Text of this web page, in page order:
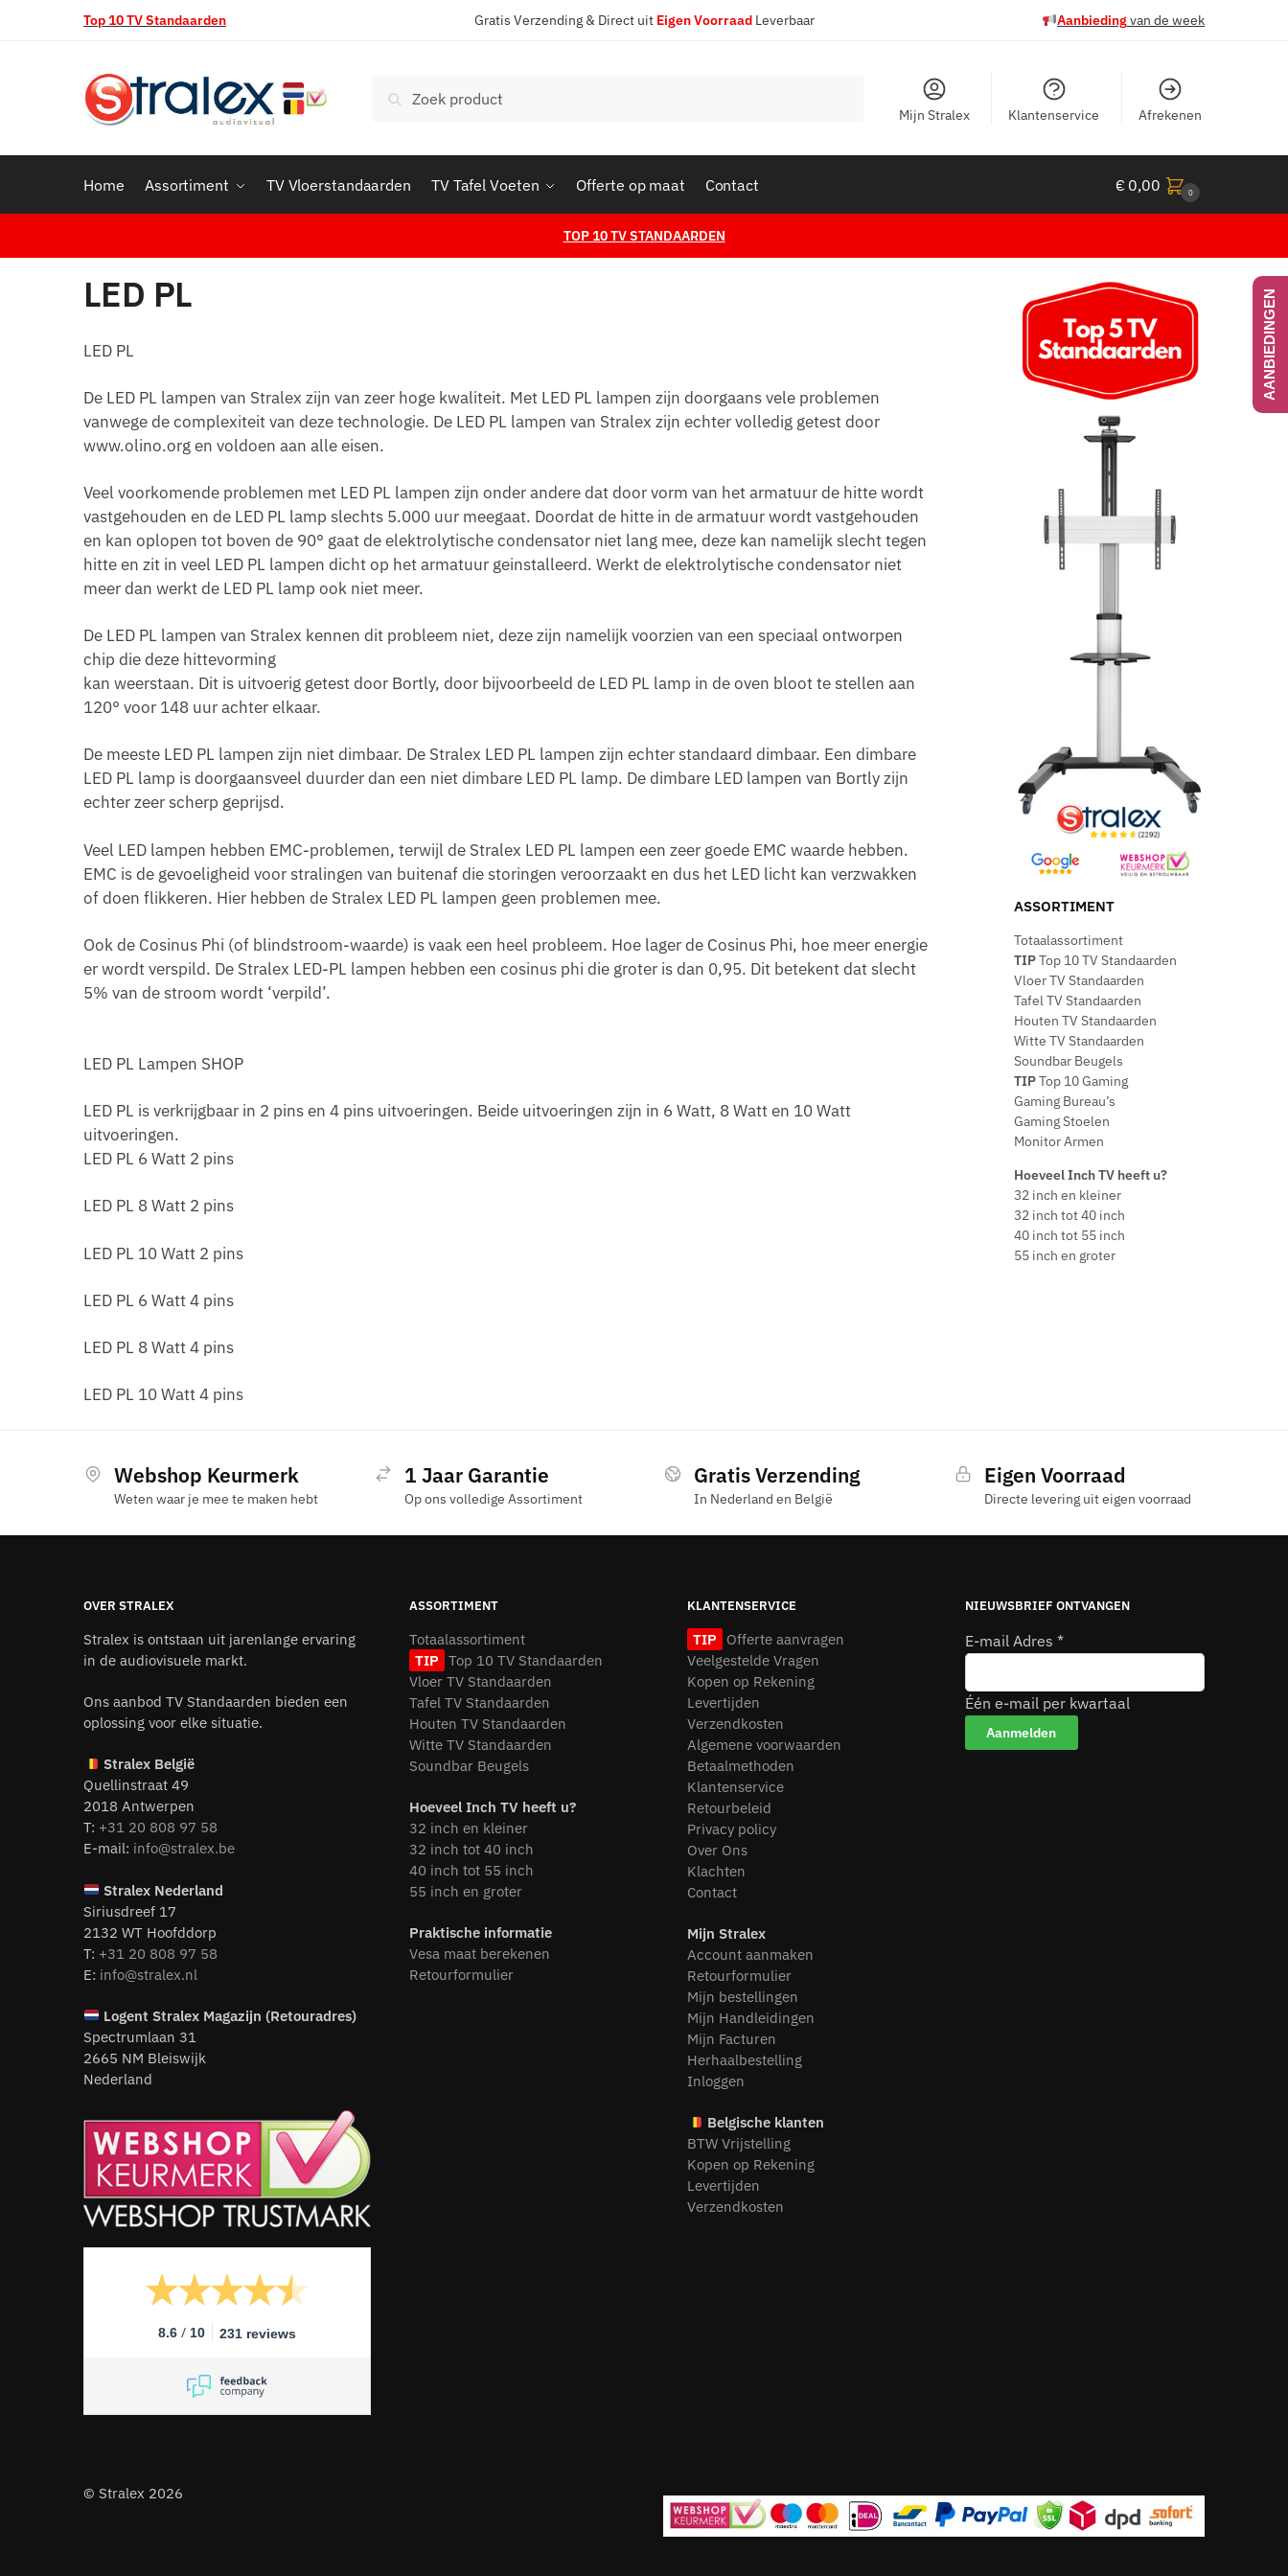
Top 10 TV Standaarden Gratis Verzending & Direct uit Eigen VoorraadLeverbaar Aanbiedingvan de week
naar:
Zoeken
Mijn Stralex Klantenservice Afrekenen
Home Assortiment TV Vloerstandaarden TV Tafel Voeten Offerte op maat Contact € 0,00 0
TOP 10 TV STANDAARDEN
LED PL
LED PL
De LED PL lampen van Stralex zijn van zeer hoge kwaliteit. Met LED PL lampen zijn doorgaans vele problemen
vanwege de complexiteit van deze technologie. De LED PL lampen van Stralex zijn echter volledig getest door
www.olino.org en voldoen aan alle eisen.
Veel voorkomende problemen met LED PL lampen zijn onder andere dat door vorm van het armatuur de hitte wordt
vastgehouden en de LED PL lamp slechts 5.000 uur meegaat. Doordat de hitte in de armatuur wordt vastgehouden
en kan oplopen tot boven de 90° gaat de elektrolytische condensator niet lang mee, deze kan namelijk slecht tegen
hitte en zit in veel LED PL lampen dicht op het armatuur geinstalleerd. Werkt de elektrolytische condensator niet
meer dan werkt de LED PL lamp ook niet meer.
De LED PL lampen van Stralex kennen dit probleem niet, deze zijn namelijk voorzien van een speciaal ontworpen
chip die deze hittevorming
kan weerstaan. Dit is uitvoerig getest door Bortly, door bijvoorbeeld de LED PL lamp in de oven bloot te stellen aan
120° voor 148 uur achter elkaar.
De meeste LED PL lampen zijn niet dimbaar. De Stralex LED PL lampen zijn echter standaard dimbaar. Een dimbare
LED PL lamp is doorgaansveel duurder dan een niet dimbare LED PL lamp. De dimbare LED lampen van Bortly zijn
echter zeer scherp geprijsd.
Veel LED lampen hebben EMC-problemen, terwijl de Stralex LED PL lampen een zeer goede EMC waarde hebben.
EMC is de gevoeligheid voor stralingen van buitenaf die storingen veroorzaakt en dus het LED licht kan verzwakken
of doen flikkeren. Hier hebben de Stralex LED PL lampen geen problemen mee.
Ook de Cosinus Phi (of blindstroom-waarde) is vaak een heel probleem. Hoe lager de Cosinus Phi, hoe meer energie
er wordt verspild. De Stralex LED-PL lampen hebben een cosinus phi die groter is dan 0,95. Dit betekent dat slecht
5% van de stroom wordt ‘verpild’.
LED PL Lampen SHOP
LED PL is verkrijgbaar in 2 pins en 4 pins uitvoeringen. Beide uitvoeringen zijn in 6 Watt, 8 Watt en 10 Watt
uitvoeringen.
LED PL 6 Watt 2 pins
LED PL 8 Watt 2 pins
LED PL 10 Watt 2 pins
LED PL 6 Watt 4 pins
LED PL 8 Watt 4 pins
LED PL 10 Watt 4 pins
ASSORTIMENT
Totaalassortiment
TIPTop 10 TV Standaarden
Vloer TV Standaarden
Tafel TV Standaarden
Houten TV Standaarden
Witte TV Standaarden
Soundbar Beugels
TIPTop 10 Gaming
Gaming Bureau’s
Gaming Stoelen
Monitor Armen
Hoeveel Inch TV heeft u?
32 inch en kleiner
32 inch tot 40 inch
40 inch tot 55 inch
55 inch en groter
Webshop Keurmerk
Weten waar je mee te maken hebt
1 Jaar Garantie
Op ons volledige Assortiment
Gratis Verzending
In Nederland en België
Eigen Voorraad
Directe levering uit eigen voorraad
OVER STRALEX
Stralex is ontstaan uit jarenlange ervaring
in de audiovisuele markt.
Ons aanbod TV Standaarden bieden een
oplossing voor elke situatie.
Stralex België
Quellinstraat 49
2018 Antwerpen
T: +31 20 808 97 58
E-mail: info@stralex.be
Stralex Nederland
Siriusdreef 17
2132 WT Hoofddorp
T: +31 20 808 97 58
E: info@stralex.nl
LogentStralex Magazijn (Retouradres)
Spectrumlaan 31
2665 NM Bleiswijk
Nederland
8.6 / 10 231 reviews
ASSORTIMENT
Totaalassortiment
TIP Top 10 TV Standaarden
Vloer TV Standaarden
Tafel TV Standaarden
Houten TV Standaarden
Witte TV Standaarden
Soundbar Beugels
Hoeveel Inch TV heeft u?
32 inch en kleiner
32 inch tot 40 inch
40 inch tot 55 inch
55 inch en groter
Praktische informatie
Vesa maat berekenen
Retourformulier
KLANTENSERVICE
TIP
Offerte aanvragen
Veelgestelde Vragen
Kopen op Rekening
Levertijden
Verzendkosten
Algemene voorwaarden
Betaalmethoden
Klantenservice
Retourbeleid
Privacy policy
Over Ons
Klachten
Contact
Mijn Stralex
Account aanmaken
Retourformulier
Mijn bestellingen
Mijn Handleidingen
Mijn Facturen
Herhaalbestelling
Inloggen
Belgische klanten
BTW Vrijstelling
Kopen op Rekening
Levertijden
Verzendkosten
NIEUWSBRIEF ONTVANGEN
E-mail Adres *
Één e-mail per kwartaal
© Stralex 2026
AANBIEDINGEN